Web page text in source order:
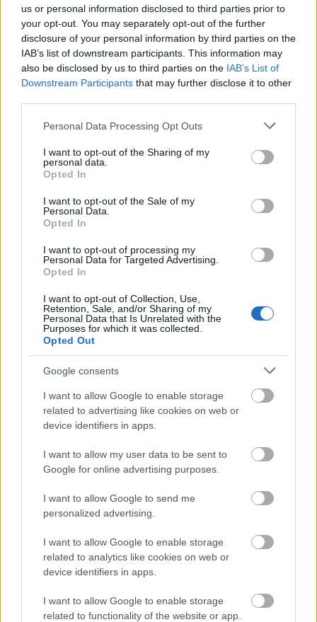
us or personal information disclosed to third parties prior to
your opt-out. You may separately opt-out of the further
disclosure of your personal information by third parties on the
IAB’s list of downstream participants. This information may
also be disclosed by us to third parties on the IAB’s List of
Downstream Participants that may further disclose it to other
Please note that this website/app uses one or more Google
not limited to your visit or usage behaviour. You may click to
grant or deny consent to Google and its third-party tags to
use your data for below specified purposes in below Google
consent section.
Personal Data Processing Opt Outs
I want to opt-out of the Sharing of my
personal data.
Opted In
I want to opt-out of the Sale of my
Personal Data.
Opted In
I want to opt-out of processing my
Personal Data for Targeted Advertising.
Opted In
I want to opt-out of Collection, Use,
Retention, Sale, and/or Sharing of my
Personal Data that Is Unrelated with the
Purposes for which it was collected.
Opted Out
Google consents
I want to allow Google to enable storage
related to advertising like cookies on web or
device identifiers in apps.
I want to allow my user data to be sent to
Google for online advertising purposes.
I want to allow Google to send me
personalized advertising.
I want to allow Google to enable storage
related to analytics like cookies on web or
device identifiers in apps.
I want to allow Google to enable storage
related to functionality of the website or app.
«Ελπίζουμε ότι το INSPIRE Athens θα γίνει ο
καταλύτης που θα πυροδοτήσει την ανάπτυξη
ολόκληρης της περιοχής του Ελληνικού στην
επαναπροσδιορίσει τη σύγχρονη ταυτότητας της
Ο Paul Steelman πρόσθεσε ότι «Ολόκληρο το
σχέδιό μας είναι από τη φύση του εμβληματικό,
ταυτόχρονα όμως και χαρακτηριστικό της ιστορικής
αρχιτεκτονικής της Αθήνας και του πλούσιου
πολιτισμού της, ενώ υιοθετεί μια νέα στιλιστική
αφήγηση που θα εμπνεύσει το μέλλον ολόκληρης
της περιοχής».